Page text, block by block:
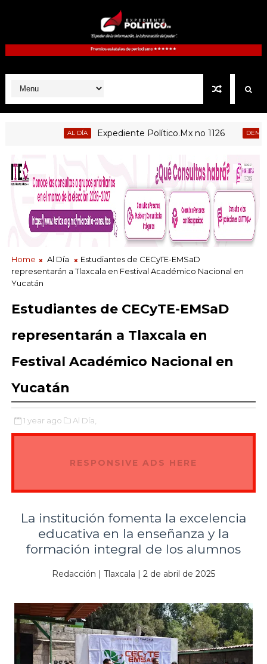
Expediente Político.Mx no 1126 DEMOCRACIA
Home Al Día
Estudiantes de CECyTE-EMSaD
representarán a Tlaxcala en Festival Académico Nacional en
Yucatán
Estudiantes de CECyTE-EMSaD
representarán a Tlaxcala en
Festival Académico Nacional en
Yucatán
1 year ago Al Día,
RESPONSIVE ADS HERE
La institución fomenta la excelencia
educativa en la enseñanza y la
formación integral de los alumnos
Redacción | Tlaxcala | 2 de abril de 2025